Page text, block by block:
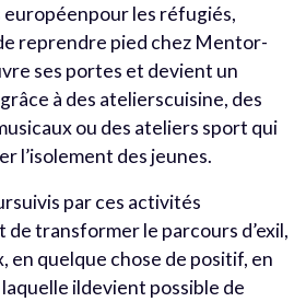
européenpour les réfugiés,
reprendre pied chez Mentor-
ses portes et devient un
à des atelierscuisine, des
ou des ateliers sport qui
l’isolement des jeunes.
par ces activités
de transformer le parcours d’exil,
en quelque chose de positif, en
ildevient possible de